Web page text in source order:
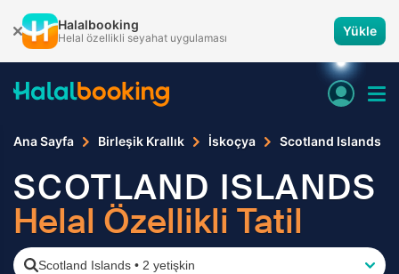
Halalbooking
Helal özellikli seyahat uygulaması Yükle
Ana Sayfa Birleşik Krallık İskoçya Scotland Islands
SCOTLAND ISLANDS
Helal Özellikli Tatil
Scotland Islands • 2 yetişkin